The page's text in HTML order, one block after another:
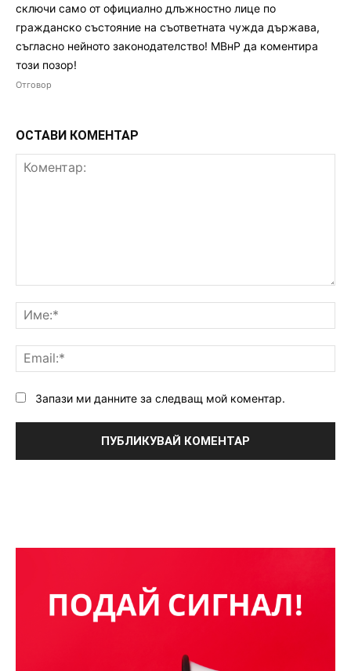
сключи само от официално длъжностно лице по
гражданско състояние на съответната чужда държава,
съгласно нейното законодателство! МВнР да коментира
този позор!
Отговор
ОСТАВИ КОМЕНТАР
Запази ми данните за следващ мой коментар.